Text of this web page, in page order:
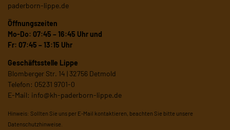
paderborn-lippe.de
Öffnungszeiten
Mo-Do: 07:45 – 16:45 Uhr und
Fr: 07:45 – 13:15 Uhr
Geschäftsstelle Lippe
Blomberger Str. 14 | 32756 Detmold
Telefon: 05231 9701-0
E-Mail: info@kh-paderborn-lippe.de
Hinweis: Sollten Sie uns per E-Mail kontaktieren, beachten Sie bitte unsere
Datenschutzhinweise